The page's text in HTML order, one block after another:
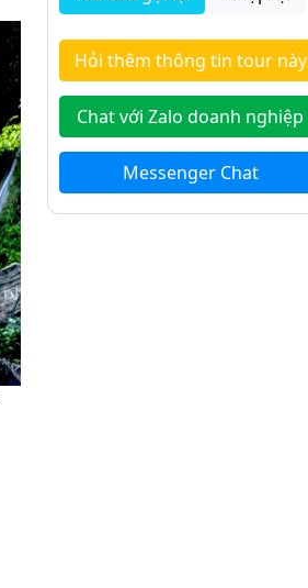
Hỏi thêm thông tin tour này
Chat với Zalo doanh nghiệp
Messenger Chat